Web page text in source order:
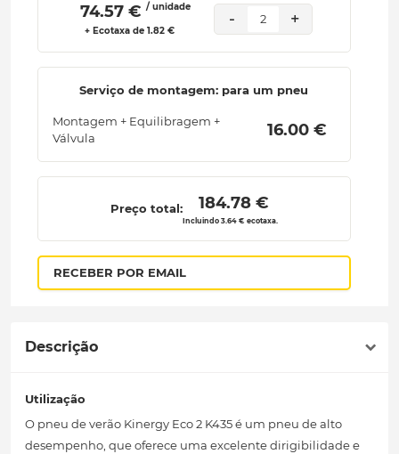
74.57 € / unidade
+ Ecotaxa de 1.82 €
- 2 +
Serviço de montagem: para um pneu
Montagem + Equilibragem +
Válvula
16.00 €
Preço total: 184.78 €
Incluindo 3.64 € ecotaxa.
RECEBER POR EMAIL
Descrição
Utilização
O pneu de verão Kinergy Eco 2 K435 é um pneu de alto
desempenho, que oferece uma excelente dirigibilidade e